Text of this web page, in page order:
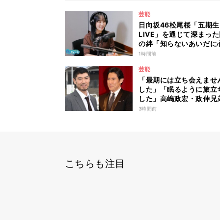
芸能
日向坂46松尾桜「五期生
LIVE」を通じて深まっ
の絆「知らないあいだに
距離が…」
1時間前
芸能
「最期には立ち会えませ
した」「眠るように旅立
した」高嶋政宏・政伸兄
94歳で亡くなった元宝
3時間前
こちらも注目